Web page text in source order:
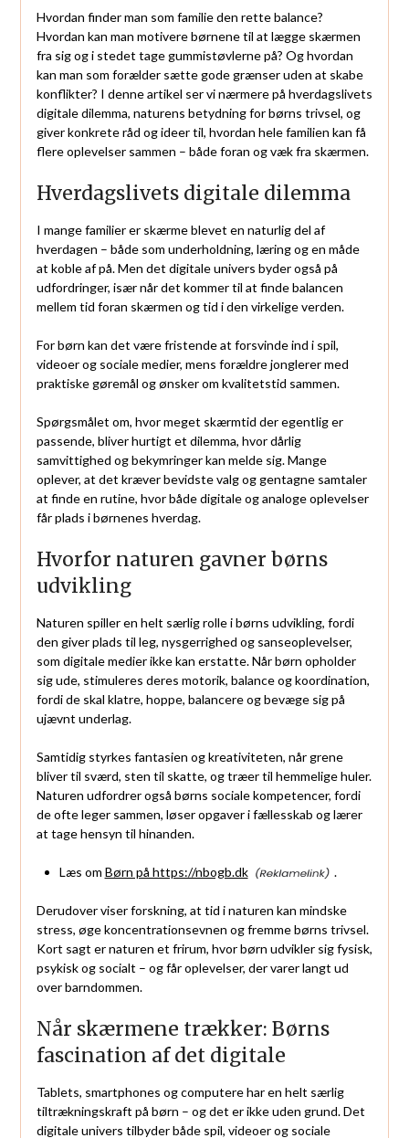
Hvordan finder man som familie den rette balance?
Hvordan kan man motivere børnene til at lægge skærmen
fra sig og i stedet tage gummistøvlerne på? Og hvordan
kan man som forælder sætte gode grænser uden at skabe
konflikter? I denne artikel ser vi nærmere på hverdagslivets
digitale dilemma, naturens betydning for børns trivsel, og
giver konkrete råd og ideer til, hvordan hele familien kan få
flere oplevelser sammen – både foran og væk fra skærmen.
Hverdagslivets digitale dilemma
I mange familier er skærme blevet en naturlig del af
hverdagen – både som underholdning, læring og en måde
at koble af på. Men det digitale univers byder også på
udfordringer, især når det kommer til at finde balancen
mellem tid foran skærmen og tid i den virkelige verden.
For børn kan det være fristende at forsvinde ind i spil,
videoer og sociale medier, mens forældre jonglerer med
praktiske gøremål og ønsker om kvalitetstid sammen.
Spørgsmålet om, hvor meget skærmtid der egentlig er
passende, bliver hurtigt et dilemma, hvor dårlig
samvittighed og bekymringer kan melde sig. Mange
oplever, at det kræver bevidste valg og gentagne samtaler
at finde en rutine, hvor både digitale og analoge oplevelser
får plads i børnenes hverdag.
Hvorfor naturen gavner børns
udvikling
Naturen spiller en helt særlig rolle i børns udvikling, fordi
den giver plads til leg, nysgerrighed og sanseoplevelser,
som digitale medier ikke kan erstatte. Når børn opholder
sig ude, stimuleres deres motorik, balance og koordination,
fordi de skal klatre, hoppe, balancere og bevæge sig på
ujævnt underlag.
Samtidig styrkes fantasien og kreativiteten, når grene
bliver til sværd, sten til skatte, og træer til hemmelige huler.
Naturen udfordrer også børns sociale kompetencer, fordi
de ofte leger sammen, løser opgaver i fællesskab og lærer
at tage hensyn til hinanden.
Læs om Børn på https://nbogb.dk .
Derudover viser forskning, at tid i naturen kan mindske
stress, øge koncentrationsevnen og fremme børns trivsel.
Kort sagt er naturen et frirum, hvor børn udvikler sig fysisk,
psykisk og socialt – og får oplevelser, der varer langt ud
over barndommen.
Når skærmene trækker: Børns
fascination af det digitale
Tablets, smartphones og computere har en helt særlig
tiltrækningskraft på børn – og det er ikke uden grund. Det
digitale univers tilbyder både spil, videoer og sociale